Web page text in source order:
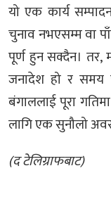
यो एक कार्य
चुनाव नभएसम्म वा
पूर्ण हुन सक्दैन। तर,
जनादेश हो र समय
बंगाललाई पूरा
लागि एक सुनौलो
(द टेलिग्राफबाट)